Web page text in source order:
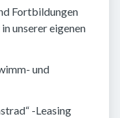
Fortbildungen
unserer eigenen
und
-Leasing